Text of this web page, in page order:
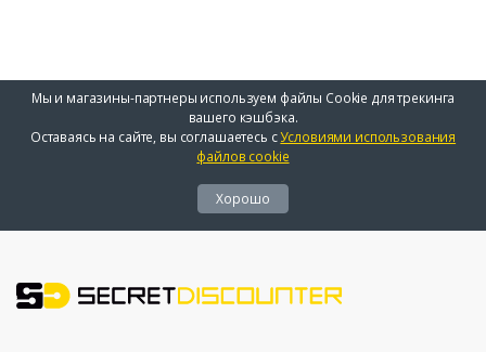
Мы и магазины-партнеры используем файлы Cookie для трекинга
вашего кэшбэка.
Оставаясь на сайте, вы соглашаетесь сУсловиями использования
файлов cookie
Хорошо